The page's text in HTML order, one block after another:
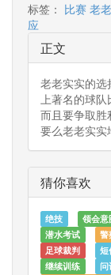
标签： 比赛 老
应
正文
老老实实的选
上著名的球队
而且要争取胜
要么老老实实
猜你喜欢
绝技 领会意
潜水考试
警
足球裁判
短
继续训练
问